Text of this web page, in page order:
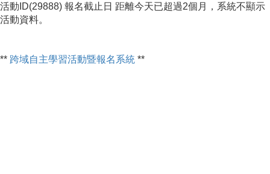
活動ID(29888) 報名截止日 距離今天已超過2個月，系統不顯示
活動資料。
** 跨域自主學習活動暨報名系統 **